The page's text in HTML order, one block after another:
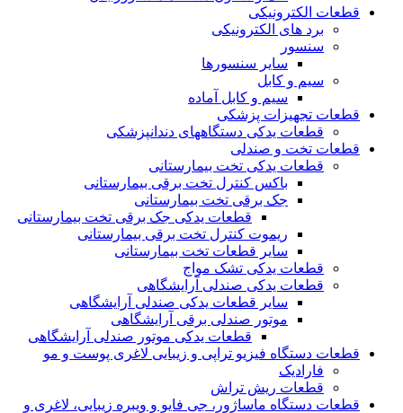
قطعات الکترونیکی
برد های الکترونیکی
سنسور
سایر سنسورها
سیم و کابل
سیم و کابل آماده
قطعات تجهیزات پزشکی
قطعات یدکی دستگاههای دندانپزشکی
قطعات تخت و صندلی
قطعات یدکی تخت بیمارستانی
باکس کنترل تخت برقی بیمارستانی
جک برقی تخت بیمارستانی
قطعات یدکی جک برقی تخت بیمارستانی
ریموت کنترل تخت برقی بیمارستانی
سایر قطعات تخت بیمارستانی
قطعات یدکی تشک مواج
قطعات یدکی صندلی آرایشگاهی
سایر قطعات یدکی صندلی آرایشگاهی
موتور صندلی برقی آرایشگاهی
قطعات یدکی موتور صندلی آرایشگاهی
قطعات دستگاه فیزیو تراپی و زیبایی لاغری پوست و مو
فارادیک
قطعات ریش تراش
قطعات دستگاه ماساژور، جی فایو و ویبره زیبایی، لاغری و